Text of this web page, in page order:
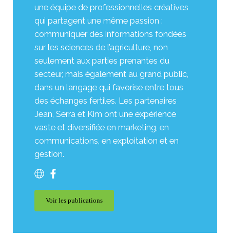
une équipe de professionnelles créatives
qui partagent une même passion :
communiquer des informations fondées
sur les sciences de l’agriculture, non
seulement aux parties prenantes du
secteur, mais également au grand public,
dans un langage qui favorise entre tous
des échanges fertiles. Les partenaires
Jean, Serra et Kim ont une expérience
vaste et diversifiée en marketing, en
communications, en exploitation et en
gestion.
Voir les publications
Magpie Marketing